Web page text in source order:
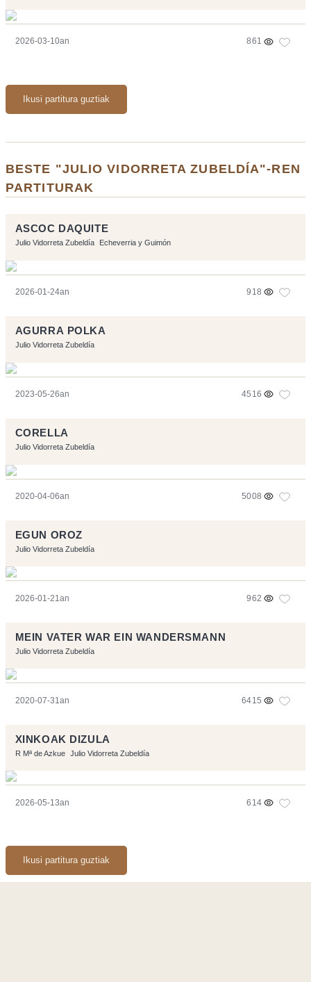
2026-03-10an 861
Ikusi partitura guztiak
BESTE "JULIO VIDORRETA ZUBELDÍA"-REN
PARTITURAK
ASCOC DAQUITE
Julio Vidorreta Zubeldía Echeverria y Guimón
2026-01-24an 918
AGURRA POLKA
Julio Vidorreta Zubeldía
2023-05-26an 4516
CORELLA
Julio Vidorreta Zubeldía
2020-04-06an 5008
EGUN OROZ
Julio Vidorreta Zubeldía
2026-01-21an 962
MEIN VATER WAR EIN WANDERSMANN
Julio Vidorreta Zubeldía
2020-07-31an 6415
XINKOAK DIZULA
R Mª de Azkue Julio Vidorreta Zubeldía
2026-05-13an 614
Ikusi partitura guztiak